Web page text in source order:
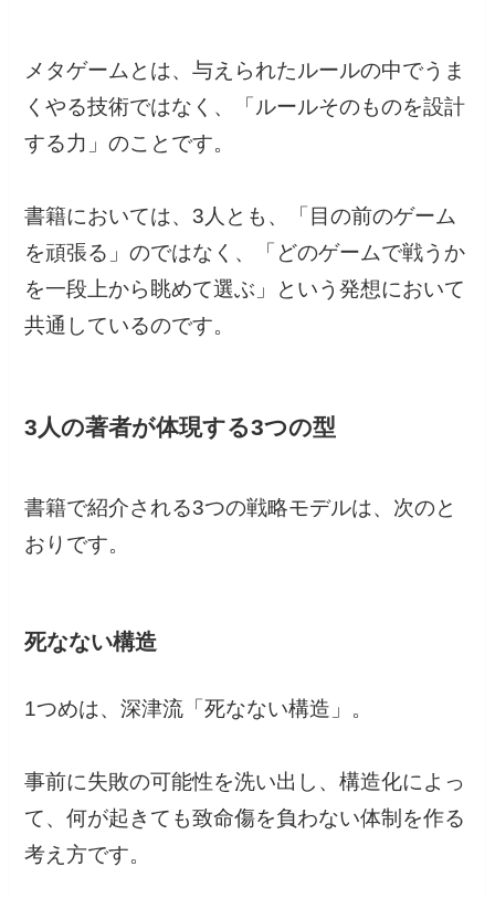
メタゲームとは、与えられたルールの中でうま
くやる技術ではなく、「ルールそのものを設計
する力」のことです。
書籍においては、3人とも、「目の前のゲーム
を頑張る」のではなく、「どのゲームで戦うか
を一段上から眺めて選ぶ」という発想において
共通しているのです。
3人の著者が体現する3つの型
書籍で紹介される3つの戦略モデルは、次のと
おりです。
死なない構造
1つめは、深津流「死なない構造」。
事前に失敗の可能性を洗い出し、構造化によっ
て、何が起きても致命傷を負わない体制を作る
考え方です。